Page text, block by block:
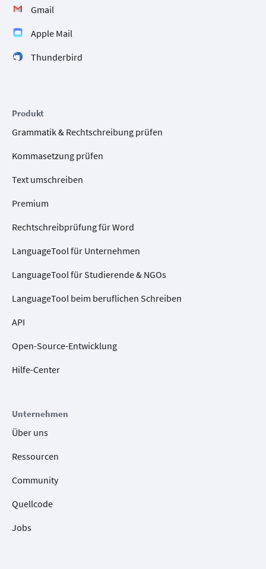
Gmail
Apple Mail
Thunderbird
Produkt
Grammatik & Rechtschreibung prüfen
Kommasetzung prüfen
Text umschreiben
Premium
Rechtschreibprüfung für Word
LanguageTool für Unternehmen
LanguageTool für Studierende & NGOs
LanguageTool beim beruflichen Schreiben
API
Open-Source-Entwicklung
Hilfe-Center
Unternehmen
Über uns
Ressourcen
Community
Quellcode
Jobs